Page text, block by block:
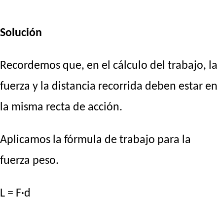
Solución
Recordemos que, en el cálculo del trabajo, la
fuerza y la distancia recorrida deben estar en
la misma recta de acción.
Aplicamos la fórmula de trabajo para la
fuerza peso.
L = F·d